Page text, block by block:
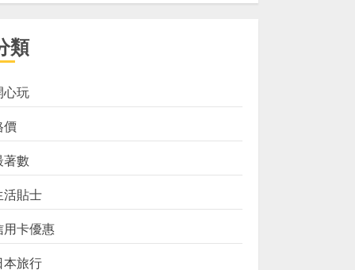
類
心玩
價
著數
活貼士
用卡優惠
本旅行